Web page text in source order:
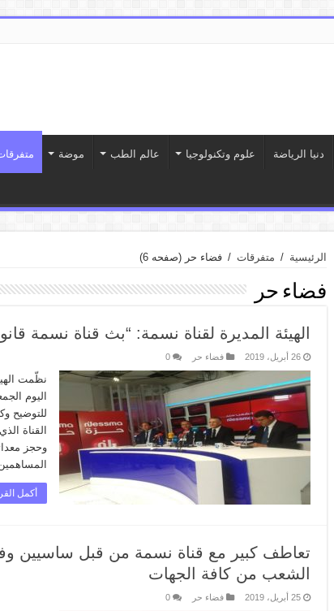
دنيا الرياضة علوم وتكنولوجيا عالم الطب موضة
الرئيسية / متفرقات / فضاء حر (صفحه 6)
فضاء حر
الهيئة المديرة لقناة نسمة: “بث قناة نسمة
26 أبريل، 2019 فضاء حر 0
نظّمت
للتوضيح
القناة
وحجز
أكمل
تعاطف كبير مع قناة نسمة من قبل ساسيين
الشعب من كافة الجهات
25 أبريل، 2019 فضاء حر 0